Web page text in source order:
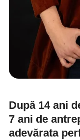
După 14 ani
7 ani de
adevărata